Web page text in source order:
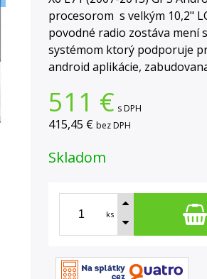
procesorom s velkým 10,2"
povodné radio zostáva mení
systémom ktorý podporuje
android aplikácie,
511 € s DPH
415,45 € bez DPH
Skladom
ks